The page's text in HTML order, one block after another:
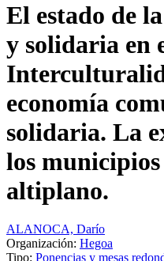
El estado de
y solidaria en
economía
solidaria. La
los
altiplano.
ALANOCA, Darío
Organización: Hegoa
Tipo: Ponencias y mesas